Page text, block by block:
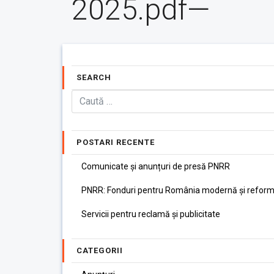
2025.pdf—
SEARCH
POSTARI RECENTE
Comunicate și anunțuri de presă PNRR
PNRR: Fonduri pentru România modernă și
Servicii pentru reclamă și publicitate
CATEGORII